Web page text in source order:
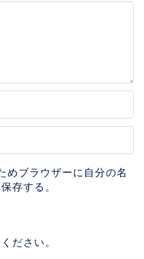
めブラウザーに自分の名
存する。
ださい。